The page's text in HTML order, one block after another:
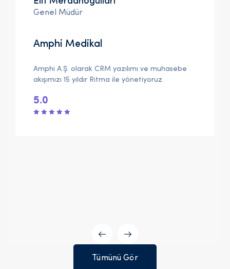
Genel Müdür
Amphi Medikal
Amphi A.Ş. olarak CRM yazılımı ve muhasebe
akışımızı 15 yıldır Ritma ile yönetiyoruz.
5.0
Tümünü Gör